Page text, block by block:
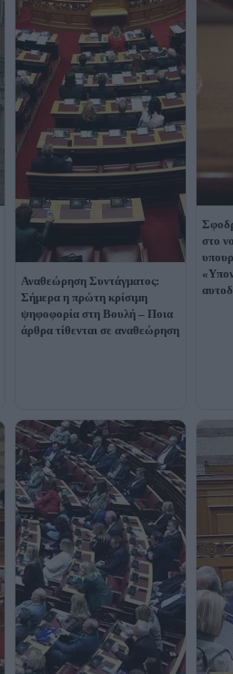
Αναθεώρηση Συντάγματος:
Σήμερα η πρώτη κρίσιμη
ψηφοφορία στη Βουλή – Ποια
άρθρα τίθενται σε αναθεώρηση
στο